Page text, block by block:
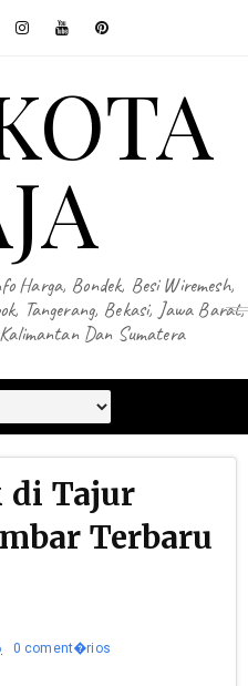
Harga, Bondek, Besi Wiremesh,
Tangerang, Bekasi, Jawa Barat,
Dan Sumatera
di Tajur
Terbaru
0 coment�rios